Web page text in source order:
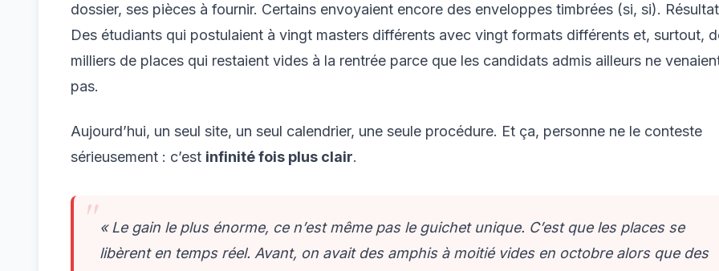
dossier, ses pièces à fournir. Certains envoyaient encore des enveloppes timbrées (si, si).
Des étudiants qui postulaient à vingt masters différents avec vingt formats différents et, surtout,
milliers de places qui restaient vides à la rentrée parce que les candidats admis ailleurs ne
pas.
Aujourd’hui, un seul site, un seul calendrier, une seule procédure. Et ça, personne ne le conteste
sérieusement : c’est infinité fois plus clair.
« Le gain le plus énorme, ce n’est même pas le guichet unique. C’est que les places se
libèrent en temps réel. Avant, on avait des amphis à moitié vides en octobre alors que des